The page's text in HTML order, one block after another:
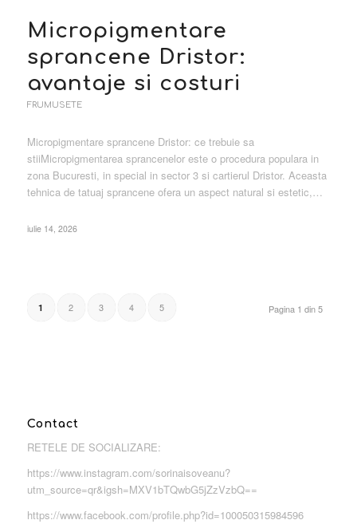
Micropigmentare
sprancene Dristor:
avantaje si costuri
FRUMUSETE
Micropigmentare sprancene Dristor: ce trebuie sa
stiiMicropigmentarea sprancenelor este o procedura populara in
zona Bucuresti, in special in sector 3 si cartierul Dristor. Aceasta
tehnica de tatuaj sprancene ofera un aspect natural si estetic,…
iulie 14, 2026
Pagina 1 din 5
1 2 3 4 5
Contact
RETELE DE SOCIALIZARE:
https://www.instagram.com/sorinaisoveanu?
utm_source=qr&igsh=MXV1bTQwbG5jZzVzbQ==
https://www.facebook.com/profile.php?id=100050315984596